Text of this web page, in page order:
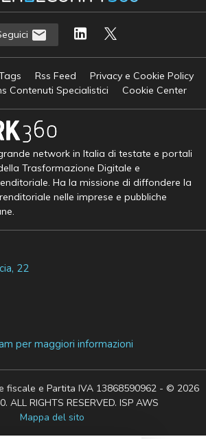
Rss Feed
Privacy e Cookie Policy
Contenuti Specialistici
Cookie Center
network in Italia di testate e portali
Trasformazione Digitale e
Ha la missione di diffondere la
nelle imprese e pubbliche
22
per maggiori informazioni
fiscale e Partita IVA 13868590962 - © 2026
ALL RIGHTS RESERVED. ISP AWS
Mappa del sito